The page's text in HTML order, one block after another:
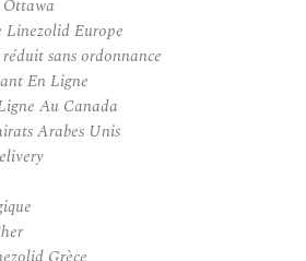
Linezolid Europe
sans ordonnance
En Ligne
Au Canada
Arabes Unis